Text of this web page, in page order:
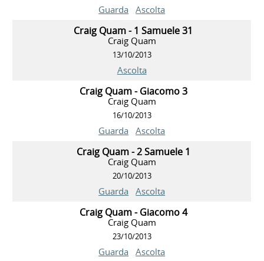
Guarda Ascolta
Craig Quam - 1 Samuele 31
Craig Quam
13/10/2013
Ascolta
Craig Quam - Giacomo 3
Craig Quam
16/10/2013
Guarda Ascolta
Craig Quam - 2 Samuele 1
Craig Quam
20/10/2013
Guarda Ascolta
Craig Quam - Giacomo 4
Craig Quam
23/10/2013
Guarda Ascolta